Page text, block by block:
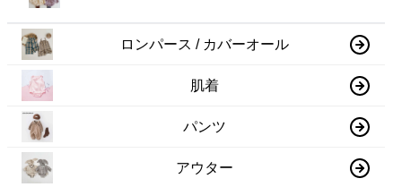
肌着
パンツ
アウター
トップス